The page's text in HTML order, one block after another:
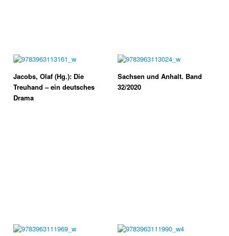
Jacobs, Olaf (Hg.): Die
Treuhand – ein deutsches
Drama
Sachsen und Anhalt. Band
32/2020